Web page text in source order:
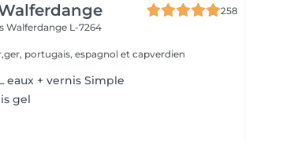
258
Walferdange L-7264
portugais, espagnol et capverdien
eaux + vernis Simple
gel